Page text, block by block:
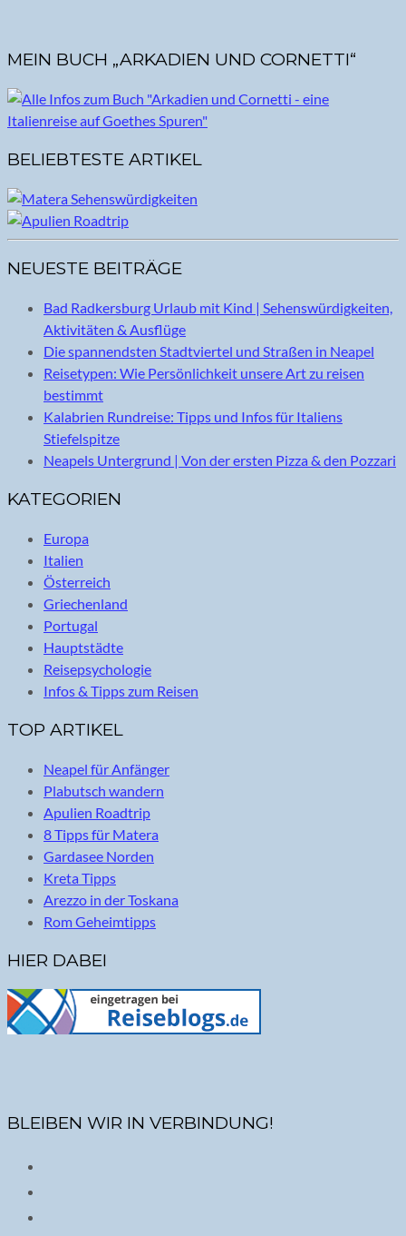
MEIN BUCH „ARKADIEN UND CORNETTI“
BELIEBTESTE ARTIKEL
NEUESTE BEITRÄGE
Bad Radkersburg Urlaub mit Kind | Sehenswürdigkeiten,
Aktivitäten & Ausflüge
Die spannendsten Stadtviertel und Straßen in Neapel
Reisetypen: Wie Persönlichkeit unsere Art zu reisen
bestimmt
Kalabrien Rundreise: Tipps und Infos für Italiens
Stiefelspitze
Neapels Untergrund | Von der ersten Pizza & den Pozzari
KATEGORIEN
Europa
Italien
Österreich
Griechenland
Portugal
Hauptstädte
Reisepsychologie
Infos & Tipps zum Reisen
TOP ARTIKEL
Neapel für Anfänger
Plabutsch wandern
Apulien Roadtrip
8 Tipps für Matera
Gardasee Norden
Kreta Tipps
Arezzo in der Toskana
Rom Geheimtipps
HIER DABEI
BLEIBEN WIR IN VERBINDUNG!